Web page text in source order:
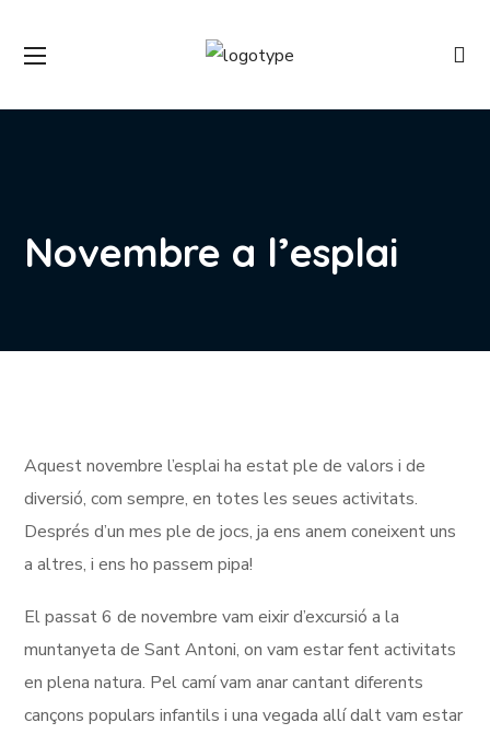
Novembre a l’esplai
Aquest novembre l’esplai ha estat ple de valors i de
diversió, com sempre, en totes les seues activitats.
Després d’un mes ple de jocs, ja ens anem coneixent uns
a altres, i ens ho passem pipa!
El passat 6 de novembre vam eixir d’excursió a la
muntanyeta de Sant Antoni, on vam estar fent activitats
en plena natura. Pel camí vam anar cantant diferents
cançons populars infantils i una vegada allí dalt vam estar